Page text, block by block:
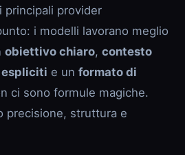
principali provider
i modelli lavorano meglio
obiettivo chiaro, contesto
e un formato di
ci sono formule magiche.
precisione, struttura e